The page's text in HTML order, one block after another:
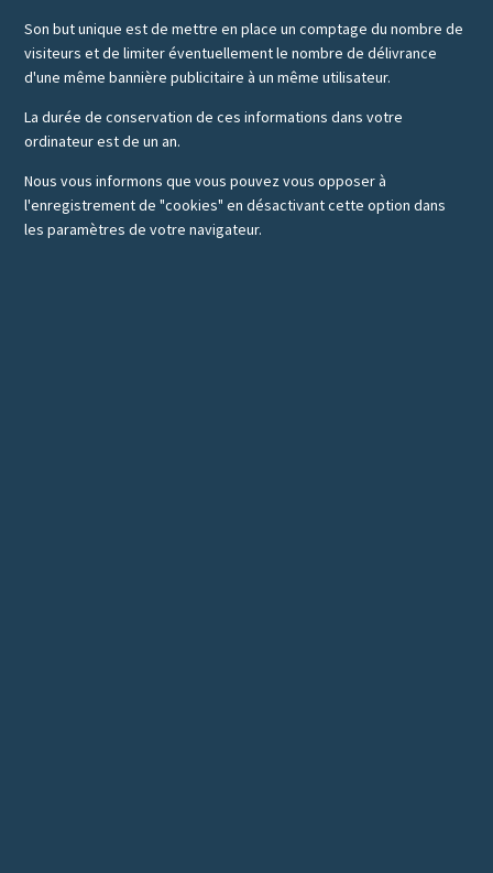
Son but unique est de mettre en place un comptage du nombre de
visiteurs et de limiter éventuellement le nombre de délivrance
d'une même bannière publicitaire à un même utilisateur.
La durée de conservation de ces informations dans votre
ordinateur est de un an.
Nous vous informons que vous pouvez vous opposer à
l'enregistrement de "cookies" en désactivant cette option dans
les paramètres de votre navigateur.